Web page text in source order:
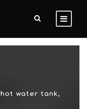
hot water tank,